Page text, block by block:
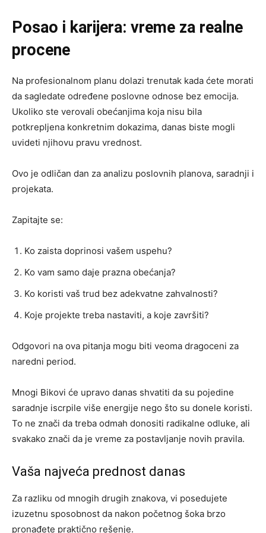
Posao i karijera: vreme za realne
procene
Na profesionalnom planu dolazi trenutak kada ćete morati
da sagledate određene poslovne odnose bez emocija.
Ukoliko ste verovali obećanjima koja nisu bila
potkrepljena konkretnim dokazima, danas biste mogli
uvideti njihovu pravu vrednost.
Ovo je odličan dan za analizu poslovnih planova, saradnji i
projekata.
Zapitajte se:
Ko zaista doprinosi vašem uspehu?
Ko vam samo daje prazna obećanja?
Ko koristi vaš trud bez adekvatne zahvalnosti?
Koje projekte treba nastaviti, a koje završiti?
Odgovori na ova pitanja mogu biti veoma dragoceni za
naredni period.
Mnogi Bikovi će upravo danas shvatiti da su pojedine
saradnje iscrpile više energije nego što su donele koristi.
To ne znači da treba odmah donositi radikalne odluke, ali
svakako znači da je vreme za postavljanje novih pravila.
Vaša najveća prednost danas
Za razliku od mnogih drugih znakova, vi posedujete
izuzetnu sposobnost da nakon početnog šoka brzo
pronađete praktično rešenje.